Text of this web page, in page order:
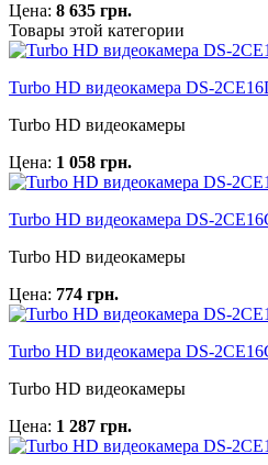
Цена: 8 635 грн.
Товары этой категории
Turbo HD видеокамера DS-
Turbo HD видеокамеры
Цена: 1 058 грн.
Turbo HD видеокамера DS-
Turbo HD видеокамеры
Цена: 774 грн.
Turbo HD видеокамера DS-
Turbo HD видеокамеры
Цена: 1 287 грн.